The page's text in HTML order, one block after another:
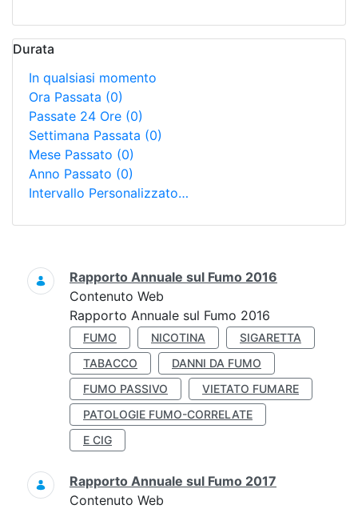
Durata
In qualsiasi momento
Ora Passata (0)
Passate 24 Ore (0)
Settimana Passata (0)
Mese Passato (0)
Anno Passato (0)
Intervallo Personalizzato…
Ricerca
Rapporto Annuale sul Fumo 2016
Contenuto Web
Rapporto Annuale sul Fumo 2016
FUMO NICOTINA
SIGARETTA
TABACCO
DANNI DA FUMO
FUMO PASSIVO
VIETATO FUMARE
PATOLOGIE FUMO-CORRELATE
E CIG
Rapporto Annuale sul Fumo 2017
Contenuto Web